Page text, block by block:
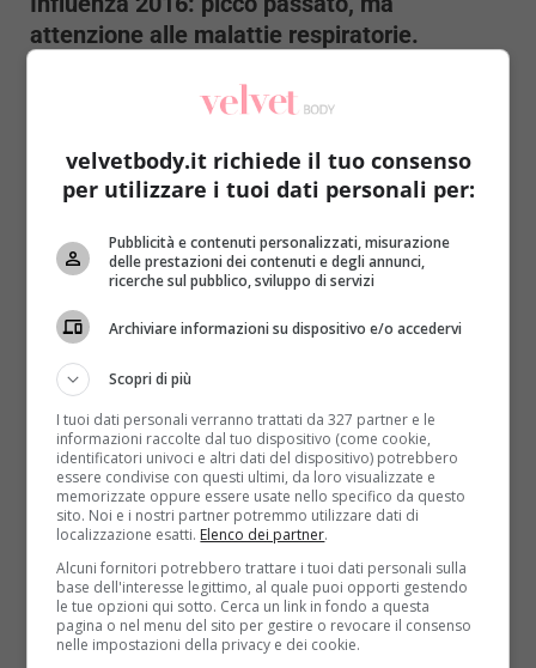
attenzione alle malattie respiratorie.
3 Marzo 2016
arrivato in ritardo e con minor forza di quanto...
Notizie
Asma e malattie respiratorie: il 12 dicembre
test gratis in dieci città italiane
Redazione 7 Dicembre 2015
velvetbody.it richiede il tuo consenso
per utilizzare i tuoi dati personali per:
Pubblicità e contenuti personalizzati, misurazione
delle prestazioni dei contenuti e degli annunci,
ricerche sul pubblico, sviluppo di servizi
Archiviare informazioni su dispositivo e/o accedervi
Scopri di più
I tuoi dati personali verranno trattati da 327 partner e le
informazioni raccolte dal tuo dispositivo (come cookie,
identificatori univoci e altri dati del dispositivo) potrebbero
essere condivise con questi ultimi, da loro visualizzate e
memorizzate oppure essere usate nello specifico da questo
sito. Noi e i nostri partner potremmo utilizzare dati di
localizzazione esatti. Elenco dei partner.
Alcuni fornitori potrebbero trattare i tuoi dati personali sulla
base dell'interesse legittimo, al quale puoi opporti gestendo
le tue opzioni qui sotto. Cerca un link in fondo a questa
pagina o nel menu del sito per gestire o revocare il consenso
nelle impostazioni della privacy e dei cookie.